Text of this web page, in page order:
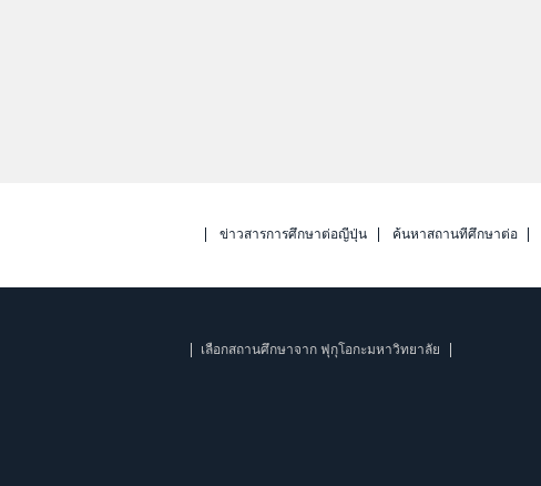
ข่าวสารการศึกษาต่อญี่ปุ่น ค้นหาสถานที่ศึกษาต่อ
เลือกสถานศึกษาจาก ฟุกุโอกะมหาวิทยาลัย